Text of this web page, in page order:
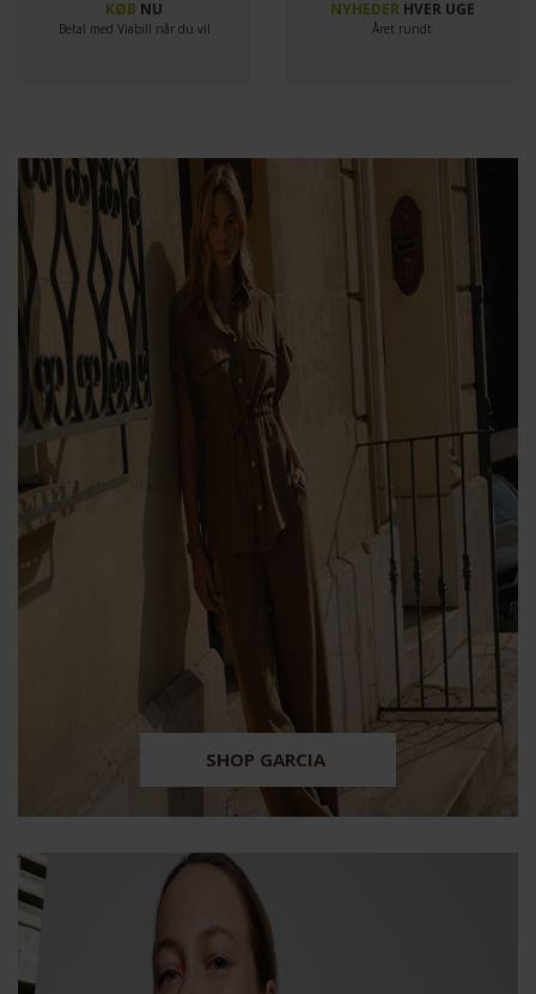
KØB NU
Betal med Viabill når du vil
NYHEDERHVER UGE
Året rundt
SHOP GARCIA